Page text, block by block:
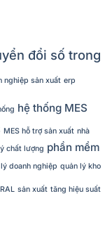
đổi số trong
nghiệp sản xuất erp
hệ thống MES
MES hỗ trợ sản xuất nhà
chất lượng phần mềm
doanh nghiệp quản lý kho
RAL sản xuất tăng hiệu suất